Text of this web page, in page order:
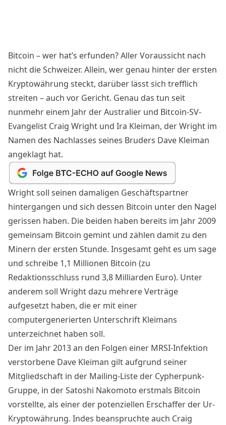
Bitcoin – wer hat’s erfunden? Aller Voraussicht nach
nicht die Schweizer. Allein, wer genau hinter der ersten
Kryptowährung steckt, darüber lässt sich trefflich
streiten –auch vor Gericht. Genau das tun seit
nunmehr einem Jahr der Australier und Bitcoin-SV-
Evangelist Craig Wright und Ira Kleiman, der Wright im
Namen des Nachlasses seines Bruders Dave Kleiman
angeklagt hat.
Wright soll seinen damaligen Geschäftspartner
hintergangen und sich dessen Bitcoin unter den Nagel
gerissen haben. Die beiden haben bereits im Jahr 2009
gemeinsam Bitcoin gemint und zählen damit zu den
Minern der ersten Stunde. Insgesamt geht es um sage
und schreibe 1,1 Millionen Bitcoin (zu
Redaktionsschluss rund 3,8 Milliarden Euro). Unter
anderem soll Wright dazu mehrere Verträge
aufgesetzt haben, die er mit einer
computergenerierten Unterschrift Kleimans
unterzeichnet haben soll.
Der im Jahr 2013 an den Folgen einer MRSI-Infektion
verstorbene Dave Kleiman gilt aufgrund seiner
Mitgliedschaft in der Mailing-Liste der Cypherpunk-
Gruppe, in der Satoshi Nakomoto erstmals Bitcoin
vorstellte, als einer der potenziellen Erschaffer der Ur-
Kryptowährung. Indes beanspruchte auch Craig